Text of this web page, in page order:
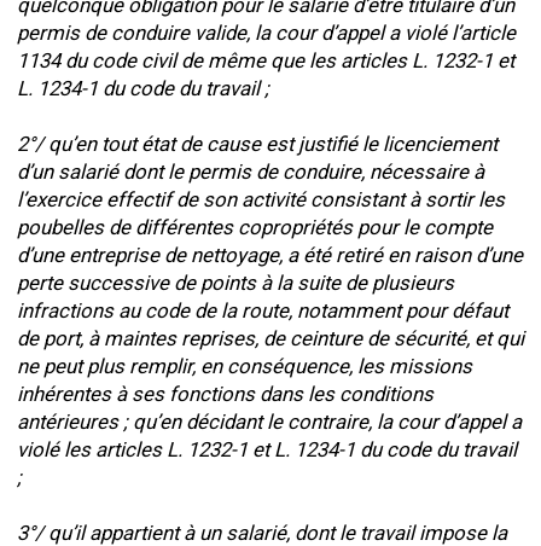
quelconque obligation pour le salarié d’être titulaire d’un
permis de conduire valide, la cour d’appel a violé l’article
1134 du code civil de même que les articles L. 1232-1 et
L. 1234-1 du code du travail ;
2°/ qu’en tout état de cause est justifié le licenciement
d’un salarié dont le permis de conduire, nécessaire à
l’exercice effectif de son activité consistant à sortir les
poubelles de différentes copropriétés pour le compte
d’une entreprise de nettoyage, a été retiré en raison d’une
perte successive de points à la suite de plusieurs
infractions au code de la route, notamment pour défaut
de port, à maintes reprises, de ceinture de sécurité, et qui
ne peut plus remplir, en conséquence, les missions
inhérentes à ses fonctions dans les conditions
antérieures ; qu’en décidant le contraire, la cour d’appel a
violé les articles L. 1232-1 et L. 1234-1 du code du travail
;
3°/ qu’il appartient à un salarié, dont le travail impose la